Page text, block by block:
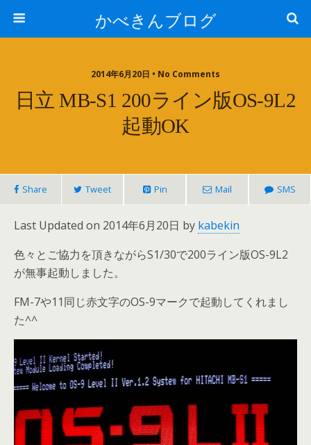
かべきんブログ
2014年6月20日 • No Comments
日立 MB-S1 200ライン版OS-9L2
起動OK
Share Tweet Pin Mail SMS
Last Updated on 2014年6月20日 by kabekin
色々とご協力を頂きながらS1/30で200ライン版OS-9L2
が無事起動しました。
FM-7や11同じ赤文字のOS-9マークで起動してくれまし
た^^